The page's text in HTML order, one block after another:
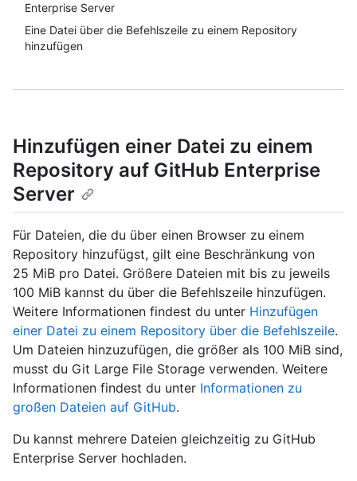
Enterprise Server
Eine Datei über die Befehlszeile zu einem Repository
hinzufügen
Hinzufügen einer Datei zu einem
Repository auf GitHub Enterprise
Server
Für Dateien, die du über einen Browser zu einem
Repository hinzufügst, gilt eine Beschränkung von
25 MiB pro Datei. Größere Dateien mit bis zu jeweils
100 MiB kannst du über die Befehlszeile hinzufügen.
Weitere Informationen findest du unter Hinzufügen
einer Datei zu einem Repository über die Befehlszeile.
Um Dateien hinzuzufügen, die größer als 100 MiB sind,
musst du Git Large File Storage verwenden. Weitere
Informationen findest du unter Informationen zu
großen Dateien auf GitHub.
Du kannst mehrere Dateien gleichzeitig zu GitHub
Enterprise Server hochladen.